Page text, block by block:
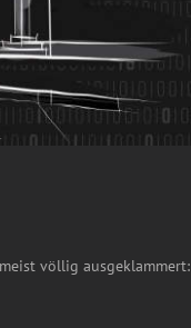
völlig ausgeklammert: